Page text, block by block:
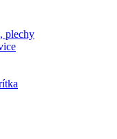
plechy